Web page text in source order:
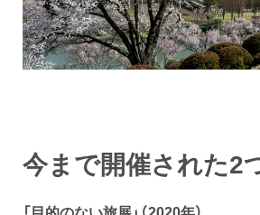
今まで開催された2